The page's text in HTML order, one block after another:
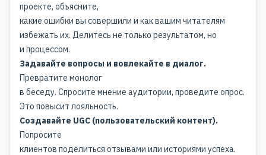
проекте, объясните,
какие ошибки вы совершили и как вашим читателям
избежать их. Делитесь не только результатом, но
и процессом.
Задавайте вопросы и вовлекайте в диалог.
Превратите монолог
в беседу. Спросите мнение аудитории, проведите опрос.
Это повысит лояльность.
Создавайте UGC (пользовательский контент).
Попросите
клиентов поделиться отзывами или историями успеха.